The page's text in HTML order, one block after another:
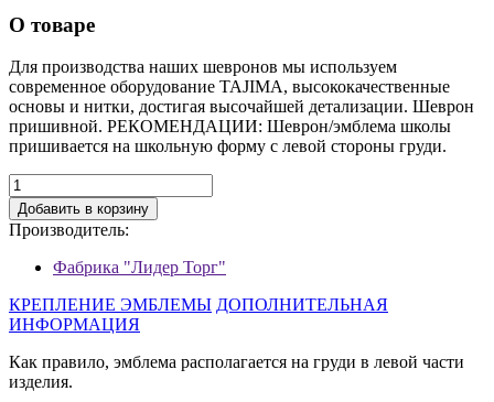
О товаре
Для производства наших шевронов мы используем
современное оборудование TAJIMA, высококачественные
основы и нитки, достигая высочайшей детализации. Шеврон
пришивной. РЕКОМЕНДАЦИИ: Шеврон/эмблема школы
пришивается на школьную форму с левой стороны груди.
Добавить в корзину
Производитель:
Фабрика "Лидер Торг"
КРЕПЛЕНИЕ ЭМБЛЕМЫ ДОПОЛНИТЕЛЬНАЯ
ИНФОРМАЦИЯ
Как правило, эмблема располагается на груди в левой части
изделия.